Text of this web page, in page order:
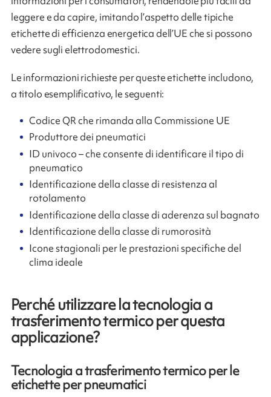
leggere e da capire, imitando l’aspetto delle tipiche
etichette di efficienza energetica dell’UE che si possono
vedere sugli elettrodomestici.
Le informazioni richieste per queste etichette includono,
a titolo esemplificativo, le seguenti:
Codice QR che rimanda alla Commissione UE
Produttore dei pneumatici
ID univoco – che consente di identificare il tipo di
pneumatico
Identificazione della classe di resistenza al
rotolamento
Identificazione della classe di aderenza sul bagnato
Identificazione della classe di rumorosità
Icone stagionali per le prestazioni specifiche del
clima ideale
Perché utilizzare la tecnologia a
trasferimento termico per questa
applicazione?
Tecnologia a trasferimento termico per le
etichette per pneumatici